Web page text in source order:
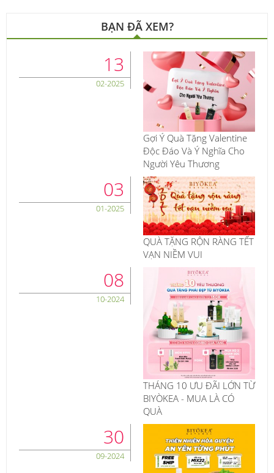
BẠN ĐÃ XEM?
13
02-2025
Gợi Ý Quà Tặng Valentine
Độc Đáo Và Ý Nghĩa Cho
Người Yêu Thương
03
01-2025
QUÀ TẶNG RỘN RÀNG TẾT
VẠN NIỀM VUI
08
10-2024
THÁNG 10 ƯU ĐÃI LỚN TỪ
BIYÒKEA - MUA LÀ CÓ
QUÀ
30
09-2024